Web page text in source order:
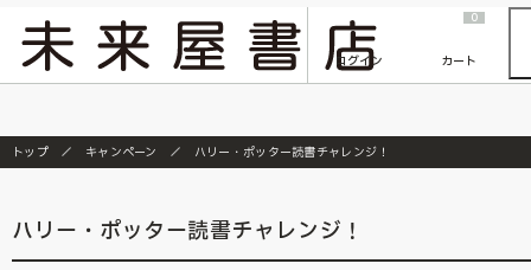
『ONE PIECE magazine 021 ONE PIECEカード付き同梱版』発売延期のご案内
ログイン
0
カート
トップ キャンペーン ハリー・ポッター読書チャレンジ！
ハリー・ポッター読書チャレンジ！